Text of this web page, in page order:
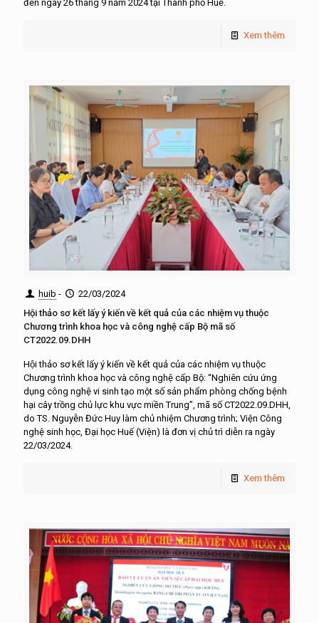
đến ngày 26 tháng 9 năm 2024 tại Thành phố Huế.
Xem thêm
huib -
22/03/2024
Hội thảo sơ kết lấy ý kiến về kết quả của các nhiệm vụ thuộc
Chương trình khoa học và công nghệ cấp Bộ mã số
CT2022.09.DHH
Hội thảo sơ kết lấy ý kiến về kết quả của các nhiệm vụ thuộc
Chương trình khoa học và công nghệ cấp Bộ: “Nghiên cứu ứng
dụng công nghệ vi sinh tạo một số sản phẩm phòng chống bệnh
hại cây trồng chủ lực khu vực miền Trung”, mã số CT2022.09.DHH,
do TS. Nguyễn Đức Huy làm chủ nhiệm Chương trình; Viện Công
nghệ sinh học, Đại học Huế (Viện) là đơn vị chủ trì diễn ra ngày
22/03/2024.
Xem thêm